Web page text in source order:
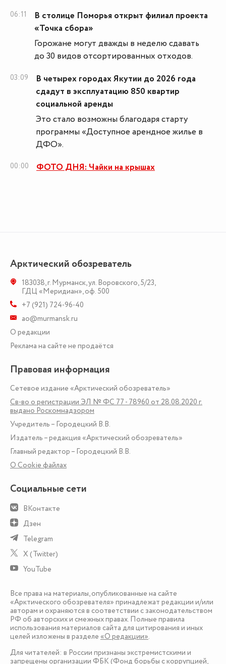
06:11
В столице Поморья открыт филиал проекта
«Точка сбора»
Горожане могут дважды в неделю сдавать
до 30 видов отсортированных отходов.
03:09
В четырех городах Якутии до 2026 года
сдадут в эксплуатацию 850 квартир
социальной аренды
Это стало возможны благодаря старту
программы «Доступное арендное жилье в
ДФО».
00:00 ФОТО ДНЯ: Чайки на крышах
Арктический обозреватель
183038,г. Мурманск,ул. Воровского, 5/23,
ГДЦ «Меридиан», оф. 500
+7 (921) 724-96-40
ao@murmansk.ru
О редакции
Реклама на сайте не продаётся
Правовая информация
Сетевое издание «Арктический обозреватель»
Св-во о регистрации ЭЛ № ФС 77 - 78960 от 28.08.2020 г.
выдано Роскомнадзором
Учредитель – Городецкий В.В.
Издатель – редакция «Арктический обозреватель»
Главный редактор – Городецкий В.В.
О Сookie файлах
Социальные сети
ВКонтакте
Дзен
Telegram
X (Twitter)
YouTube
Все права на материалы, опубликованные на сайте
«Арктического обозревателя» принадлежат редакции и/или
авторам и охраняются в соответствии с законодательством
РФ об авторских и смежных правах. Полные правила
использования материалов сайта для цитирования и иных
целей изложены в разделе «О редакции».
Для читателей: в России признаны экстремистскими и
запрещены организации ФБК (Фонд борьбы с коррупцией,